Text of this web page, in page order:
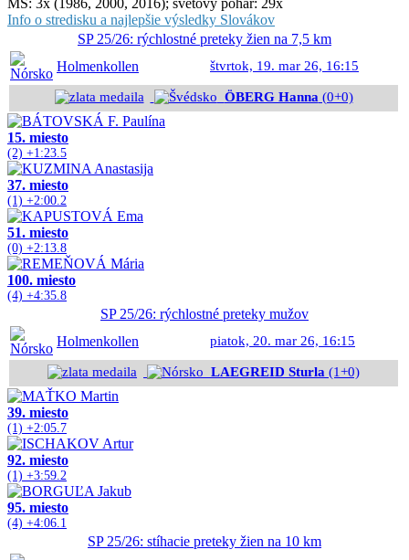
Info o stredisku a najlepšie výsledky Slovákov
SP 25/26: rýchlostné preteky žien na 7,5 km
Holmenkollen
štvrtok, 19. mar 26, 16:15
ÖBERG Hanna (0+0)
15. miesto
(2) +1:23.5
37. miesto
(1) +2:00.2
51. miesto
(0) +2:13.8
100. miesto
(4) +4:35.8
SP 25/26: rýchlostné preteky mužov
Holmenkollen
piatok, 20. mar 26, 16:15
LAEGREID Sturla (1+0)
39. miesto
(1) +2:05.7
92. miesto
(1) +3:59.2
95. miesto
(4) +4:06.1
SP 25/26: stíhacie preteky žien na 10 km